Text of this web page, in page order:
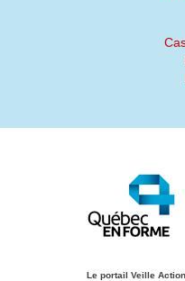
Le portail Veille Action